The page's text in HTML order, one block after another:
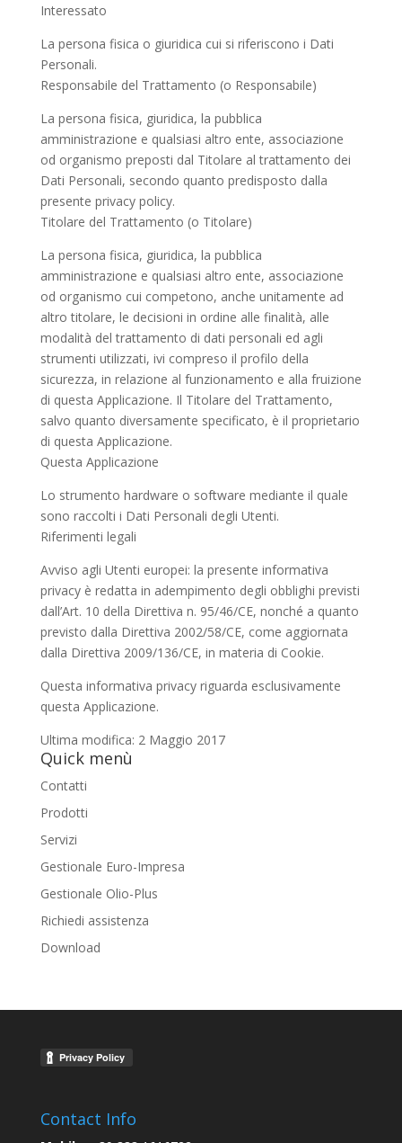
Interessato
La persona fisica o giuridica cui si riferiscono i Dati
Personali.
Responsabile del Trattamento (o Responsabile)
La persona fisica, giuridica, la pubblica
amministrazione e qualsiasi altro ente, associazione
od organismo preposti dal Titolare al trattamento dei
Dati Personali, secondo quanto predisposto dalla
presente privacy policy.
Titolare del Trattamento (o Titolare)
La persona fisica, giuridica, la pubblica
amministrazione e qualsiasi altro ente, associazione
od organismo cui competono, anche unitamente ad
altro titolare, le decisioni in ordine alle finalità, alle
modalità del trattamento di dati personali ed agli
strumenti utilizzati, ivi compreso il profilo della
sicurezza, in relazione al funzionamento e alla fruizione
di questa Applicazione. Il Titolare del Trattamento,
salvo quanto diversamente specificato, è il proprietario
di questa Applicazione.
Questa Applicazione
Lo strumento hardware o software mediante il quale
sono raccolti i Dati Personali degli Utenti.
Riferimenti legali
Avviso agli Utenti europei: la presente informativa
privacy è redatta in adempimento degli obblighi previsti
dall’Art. 10 della Direttiva n. 95/46/CE, nonché a quanto
previsto dalla Direttiva 2002/58/CE, come aggiornata
dalla Direttiva 2009/136/CE, in materia di Cookie.
Questa informativa privacy riguarda esclusivamente
questa Applicazione.
Ultima modifica: 2 Maggio 2017
Quick menù
Contatti
Prodotti
Servizi
Gestionale Euro-Impresa
Gestionale Olio-Plus
Richiedi assistenza
Download
Contact Info